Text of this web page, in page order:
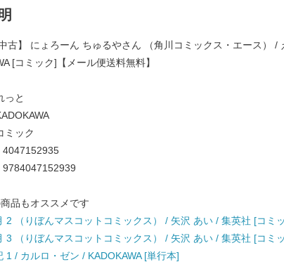
古】 にょろーん ちゅるやさん （角川コミックス・エース） /
[コミック]【メール便送料無料】
っと
ミック
4047152935
9784047152939
品もオススメです
2 （りぼんマスコットコミックス） / 矢沢 あい / 集英社 [コミ
3 （りぼんマスコットコミックス） / 矢沢 あい / 集英社 [コミ
1 / カルロ・ゼン / KADOKAWA [単行本]